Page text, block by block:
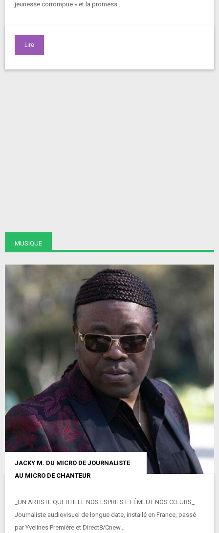
jeunesse corrompue » et la promess...
Lire
MUSIQUE
JACKY M. DU MICRO DE JOURNALISTE
AU MICRO DE CHANTEUR
_UN ARTISTE QUI TITILLE NOS ESPRITS ET ÉMEUT NOS CŒURS_
Journaliste audiovisuel de longue date, installé en France, passé
par Yvelines Première et Direct8/Cnew...